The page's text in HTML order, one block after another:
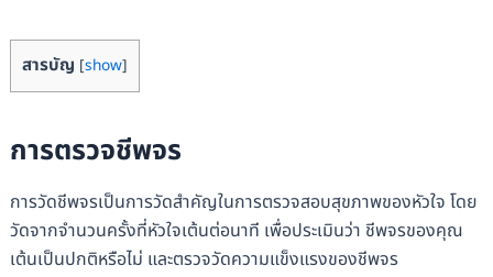
สารบัญ [show]
การตรวจชีพจร
การวัดชีพจรเป็นการวัดสำคัญในการตรวจสอบสุขภาพของหัวใจ โดย
วัดจากจำนวนครั้งที่หัวใจเต้นต่อนาที เพื่อประเมินว่า ชีพจรของคุณ
เต้นเป็นปกติหรือไม่ และตรวจวัดความแข็งแรงของชีพจร